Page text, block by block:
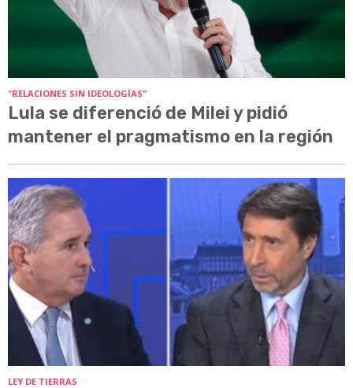
"RELACIONES SIN IDEOLOGÍAS"
Lula se diferenció de Milei y pidió
mantener el pragmatismo en la región
LEY DE TIERRAS